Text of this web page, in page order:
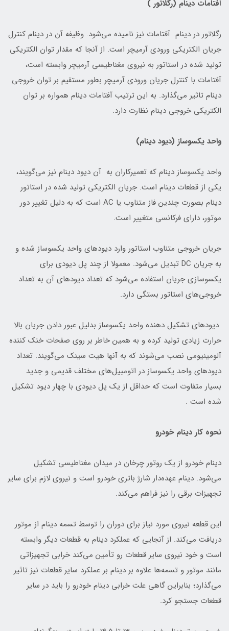
آفتامات دینام (رگلاتور )
رگلاتور در دینام آفتامات نیز نامیده می‌شود. وظیفه آن در دینام کنترل
جریان الکتریکی ورودی آرمیچر است. از آنجا که مقدار توان الکتریکی
تولید شده در استاتور به نیروی مغناطیسی آرمیچر وابسته است،
آفتامات با کنترل جریان ورودی آرمیچر بطور مستقیم بر توان خروجی
دینام تاثیر می‌گذارد. به این ترتیب آفتامات دینام همواره بر توان
الکتریکی خروجی دینام نظارت دارد.
واحد یکسوساز (دیود دینام)
واحد یکسوساز دینام که تعمیرکاران به آن دیود دینام نیز می‌گویند،
یکی از قطعات دینام است. جریان الکتریکی تولید شده در استاتور
دینام بصورت چندین فاز متناوب یا AC است که به دلیل تغییر دور
موتور، دارای فرکانسی متغییر است.
جریان خروجی متناوب استاتور وارد دیودهای واحد یکسوساز شده و
به جریان DC تبدیل می‌شود. معمولا از چند پل دیودی برای
یکسوسازی جریان استفاده می‌شود که تعداد دیودهای آن به تعداد
خروجی‌های استاتور بستگی دارد.
دیودهای تشکیل دهنده واحد یکسوساز بدلیل عبور دادن جریان بالا
حرارت زیادی تولید کرده و به همین خاطر بر روی صفحات خنک کننده
آلومینیومی نصب می‌شوند که به آنها هیت سینک می‌گویند. تعداد
دیودهای واحد یکسوساز در اتومبیل‌های مختلف قدیمی و جدید
بسیار متفاوت است که حداقل از یک پل دیودی با چهار دیود تشکیل
شده است .
نحوه کار دینام خودرو
دینام خودرو از یک روتور چرخان در میدان مغناطیسی تشکیل
می‌شود. دینام عهده‌دار شارژ باتری خودرو است و نیروی لازم برای سایر
تجهیزات برقی را نیز فراهم می‌کند.
این قطعه نیروی مورد نیاز برای دوران را توسط تسمه دینام از موتور
دریافت می‌کند. از آنجایی که عملکرد دینام به قطعات دیگر وابسته
است و خود نیروی سایر قطعات رو تأمین می‌کند خرابی تجهیزاتی
مانند موتور و تسمه‌ها علاوه بر دینام بر عملکرد سایر قطعات نیز تاثیر
می‌گذارد؛ بنابراین گاهی علت خرابی دینام خودرو را باید در سایر
قطعات جستجو کرد.